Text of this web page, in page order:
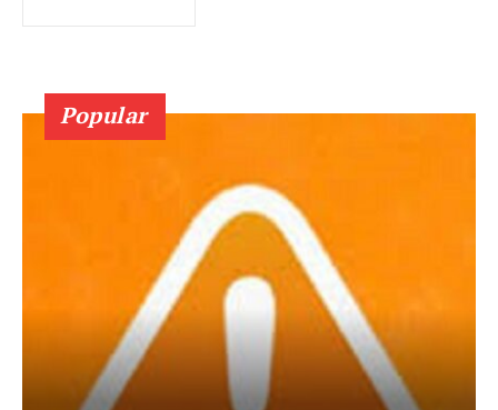
Popular